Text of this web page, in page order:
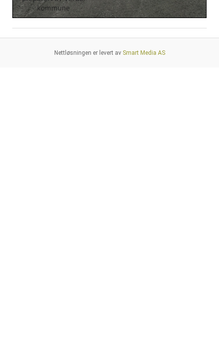
Nettløsningen er levert av Smart Media AS